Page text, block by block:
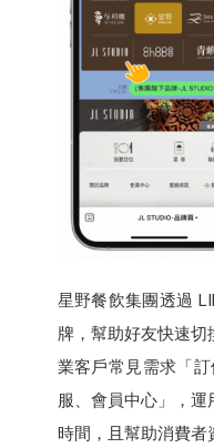
星野餐飲集團透過
牌，幫助好友快速
業客戶常見需求「
服、會員中心」，
時間，且幫助消費者